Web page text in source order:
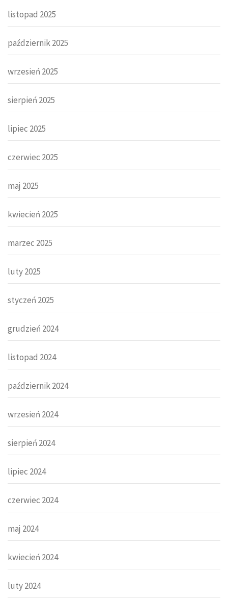
listopad 2025
październik 2025
wrzesień 2025
sierpień 2025
lipiec 2025
czerwiec 2025
maj 2025
kwiecień 2025
marzec 2025
luty 2025
styczeń 2025
grudzień 2024
listopad 2024
październik 2024
wrzesień 2024
sierpień 2024
lipiec 2024
czerwiec 2024
maj 2024
kwiecień 2024
luty 2024